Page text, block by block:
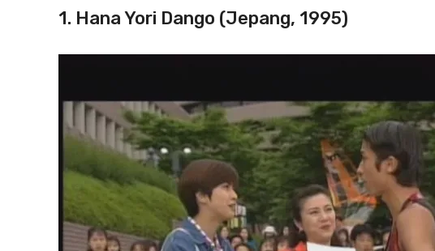
1. Hana Yori Dango (Jepang, 1995)